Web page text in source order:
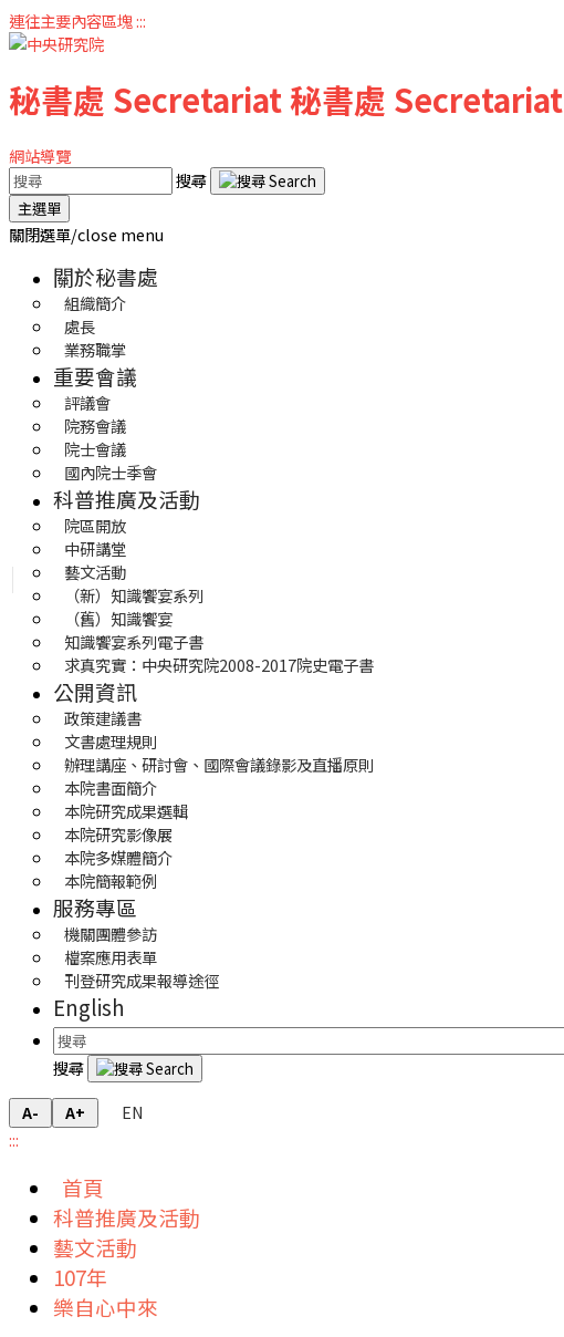
連往主要內容區塊:::
秘書處 Secretariat秘書處 Secretariat
網站導覽
搜尋
主選單
關閉選單/close menu
關於秘書處
組織簡介
處長
業務職掌
重要會議
評議會
院務會議
院士會議
國內院士季會
科普推廣及活動
院區開放
中研講堂
藝文活動
（新）知識饗宴系列
（舊）知識饗宴
知識饗宴系列電子書
求真究實：中央研究院2008-2017院史電子書
公開資訊
政策建議書
文書處理規則
辦理講座、研討會、國際會議錄影及直播原則
本院書面簡介
本院研究成果選輯
本院研究影像展
本院多媒體簡介
本院簡報範例
服務專區
機關團體參訪
檔案應用表單
刊登研究成果報導途徑
English
搜尋
A- A+
EN
:::
首頁
科普推廣及活動
藝文活動
107年
樂自心中來